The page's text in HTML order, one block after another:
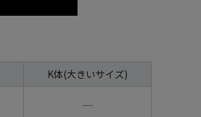
K体(大きいサイズ)
―